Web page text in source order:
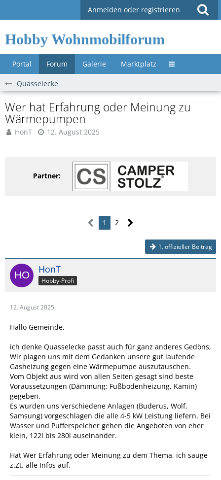
Anmelden oder registrieren
Hobby Wohnmobilforum
Portal Forum Galerie Marktplatz Untermenü »
Quasselecke
Wer hat Erfahrung oder Meinung zu
Wärmepumpen
HonT 12. August 2025
Partner:
1 2
1. offizieller Beitrag
HonT
Hobby-Profi
12. August 2025
Hallo Gemeinde,
ich denke Quasselecke passt auch für ganz anderes Gedöns,
Wir plagen uns mit dem Gedanken unsere gut laufende
Gasheizung gegen eine Wärmepumpe auszutauschen.
Vom Objekt aus wird von allen Seiten gesagt sind beste
Voraussetzungen (Dämmung; Fußbodenheizung, Kamin)
gegeben.
Es wurden uns verschiedene Anlagen (Buderus, Wolf,
Samsung) vorgeschlagen die alle 4-5 kW Leistung liefern. Bei
Wasser und Pufferspeicher gehen die Angeboten von eher
klein, 122l bis 280l auseinander.
Hat Wer Erfahrung oder Meinung zu dem Thema, ich sauge
z.Zt. alle Infos auf.